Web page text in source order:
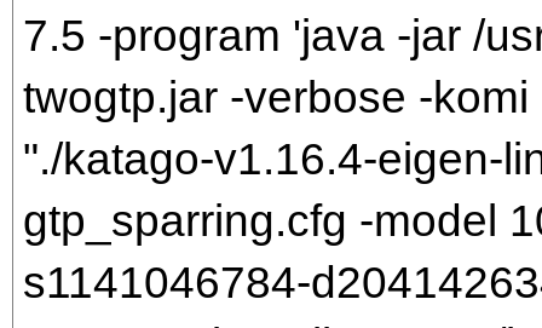
7.5 -program 'java -jar /
twogtp.jar -verbose -
"./katago-v1.16.4-eigen-
gtp_sparring.cfg -model
s1141046784-